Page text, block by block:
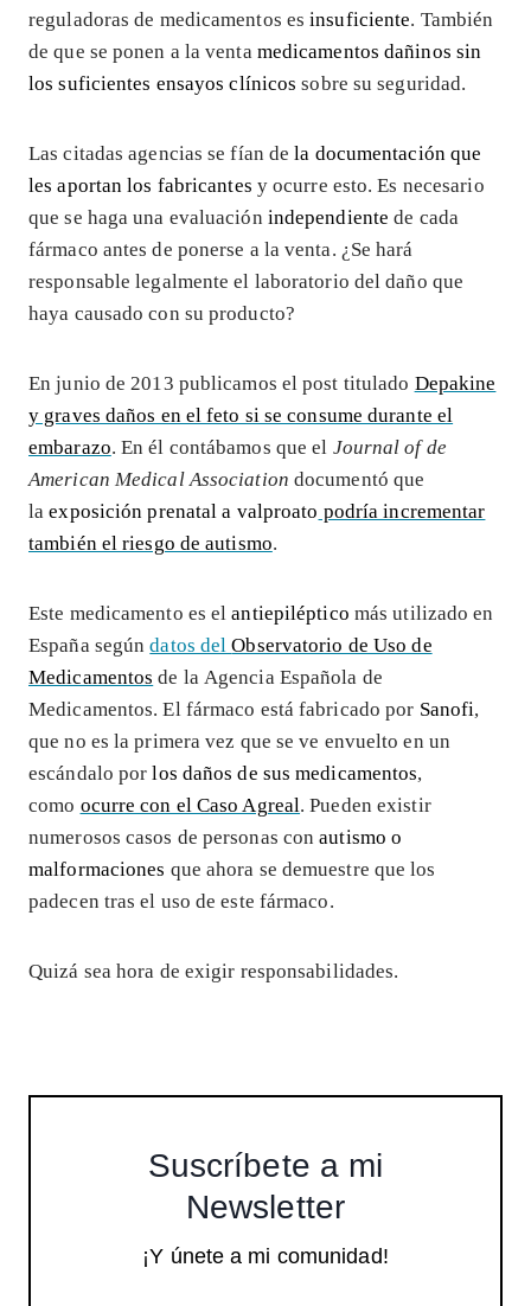
reguladoras de medicamentos esinsuficiente. También
de que se ponen a la venta medicamentos dañinos sin
los suficientes ensayos clínicos sobre su seguridad.
Las citadas agencias se fían dela documentación que
les aportan los fabricantes y ocurre esto. Es necesario
que se haga una evaluación independiente de cada
fármaco antes de ponerse a la venta. ¿Se hará
responsable legalmente el laboratorio del daño que
haya causado con su producto?
En junio de 2013 publicamos el post titulado Depakine
y graves daños en el feto si se consume durante el
embarazo. En él contábamos que el Journal of de
American Medical Association documentó que
la exposición prenatal a valproato podría incrementar
también el riesgo de autismo.
Este medicamento es elantiepiléptico más utilizado en
España segúndatos delObservatorio de Uso de
Medicamentos de la Agencia Española de
Medicamentos. El fármaco está fabricado por Sanofi,
que no es la primera vez que se ve envuelto en un
escándalo por los daños de sus medicamentos,
como ocurre con el Caso Agreal. Pueden existir
numerosos casos de personas conautismo o
malformaciones que ahora se demuestre que los
padecen tras el uso de este fármaco.
Quizá sea hora de exigir responsabilidades.
Suscríbete a mi
Newsletter
¡Y únete a mi comunidad!